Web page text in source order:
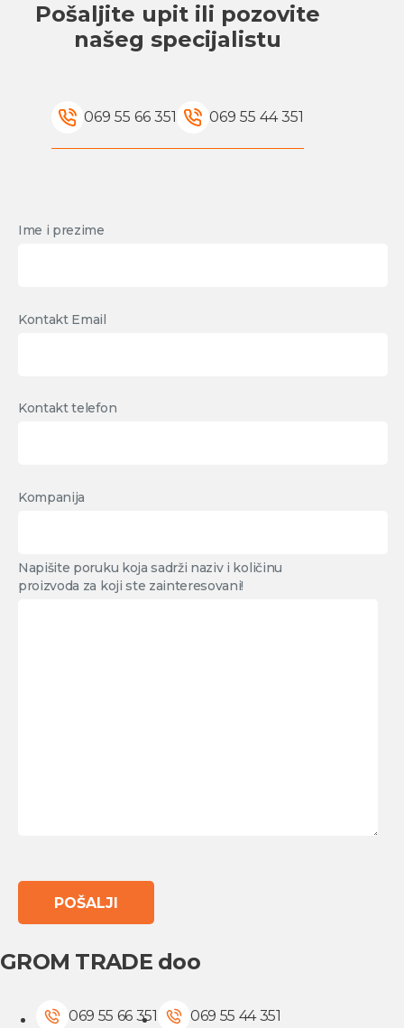
Pošaljite upit ili pozovite
našeg specijalistu
069 55 66 351 069 55 44 351
Ime i prezime
Kontakt Email
Kontakt telefon
Kompanija
Napišite poruku koja sadrži naziv i količinu
proizvoda za koji ste zainteresovani!
GROM TRADE doo
069 55 66 351 069 55 44 351